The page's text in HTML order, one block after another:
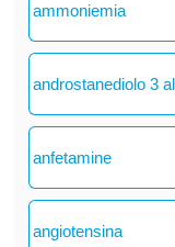
ammoniemia
androstanediolo 3
anfetamine
angiotensina